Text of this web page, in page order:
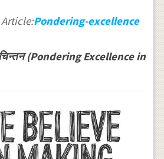
Article:Pondering-excellence
(Pondering Excellence in